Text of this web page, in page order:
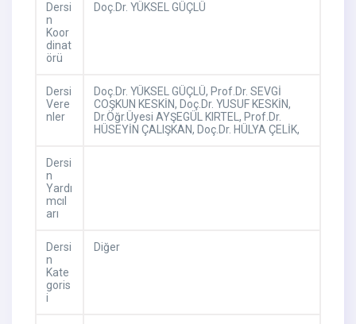
Dersi
n
Koor
dinat
örü
Doç.Dr. YÜKSEL GÜÇLÜ
Dersi
Vere
nler
Doç.Dr. YÜKSEL GÜÇLÜ, Prof.Dr. SEVGİ
COŞKUN KESKİN, Doç.Dr. YUSUF KESKİN,
Dr.Öğr.Üyesi AYŞEGÜL KIRTEL, Prof.Dr.
HÜSEYİN ÇALIŞKAN, Doç.Dr. HÜLYA ÇELİK,
Dersi
n
Yardı
mcıl
arı
Dersi
n
Kate
goris
i
Diğer